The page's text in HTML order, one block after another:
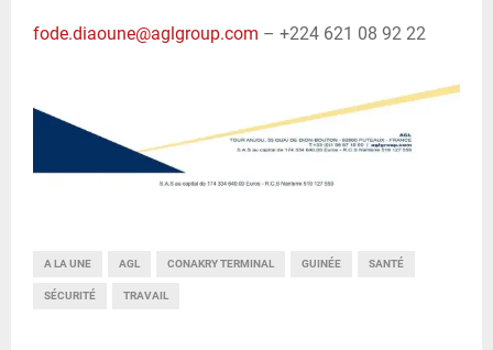
fode.diaoune@aglgroup.com – +224 621 08 92 22
A LA UNE AGL CONAKRY TERMINAL GUINÉE SANTÉ
SÉCURITÉ TRAVAIL